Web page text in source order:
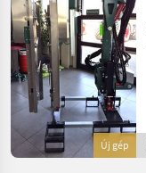
Új gép